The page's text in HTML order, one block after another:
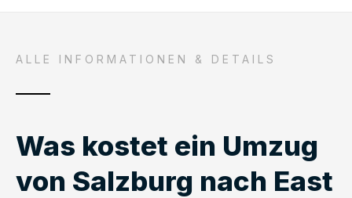
ALLE INFORMATIONEN & DETAILS
Was kostet ein Umzug
von Salzburg nach East